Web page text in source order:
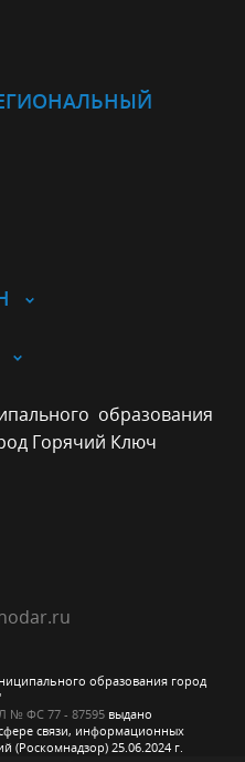
образования
Горячий Ключ
образования город
№ ФС 77 - 87595 выдано
связи, информационных
(Роскомнадзор) 25.06.2024 г.